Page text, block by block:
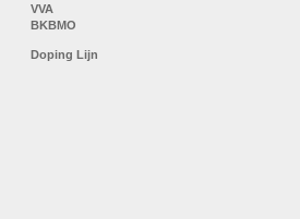
VVA
BKBMO
Doping Lijn